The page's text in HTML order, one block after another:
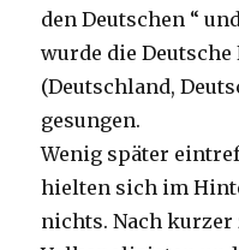
den Deutschen “
wurde die
(Deutschland,
gesungen.
Wenig später
hielten sich im
nichts. Nach kurzer